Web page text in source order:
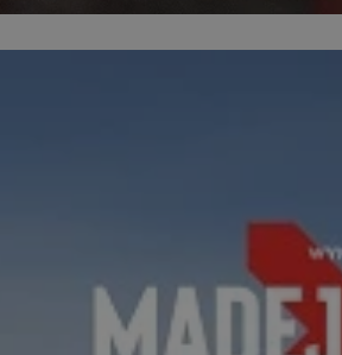
29 minut 55
CookieScript
zabrze.com.pl
4 tygodnie 2 dni